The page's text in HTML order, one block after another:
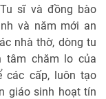
sĩ và đồng bào
và năm mới an
nhà thờ, dòng tu
tâm chăm lo của
các cấp, luôn tạo
giáo sinh hoạt tín